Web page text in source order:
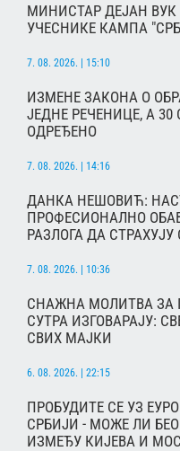
МИНИСТАР ДЕЈАН
УЧЕСНИКЕ КАМПА
7. 08. 2026. | 15:10
ИЗМЕНЕ ЗАКОНА О
ЈЕДНЕ РЕЧЕНИЦЕ, А
ОДРЕЂЕНО
7. 08. 2026. | 14:16
ДАНКА НЕШОВИЋ:
ПРОФЕСИОНАЛНО
РАЗЛОГА ДА
7. 08. 2026. | 10:36
СНАЖНА МОЛИТВА ЗА
СУТРА ИЗГОВАРАЈУ:
СВИХ МАЈКИ
6. 08. 2026. | 22:15
ПРОБУДИТЕ СЕ УЗ
СРБИЈИ - МОЖЕ ЛИ
ИЗМЕЂУ КИЈЕВА И